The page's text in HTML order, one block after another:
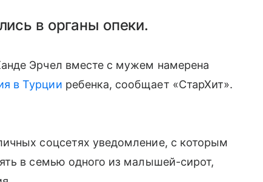
в органы опеки.
Эрчел вместе с мужем намерена
в Турции ребенка, сообщает «СтарХит».
соцсетях уведомление, с которым
в семью одного из малышей-сирот,